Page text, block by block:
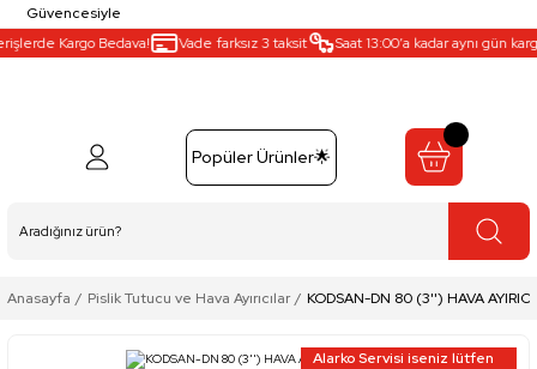
Güvencesiyle
Kargo Bedava!
Vade farksız 3 taksit Saat 13:00’a kadar aynı gün kargo
Popüler Ürünler🌟
Anasayfa Pislik Tutucu ve Hava Ayırıcılar KODSAN-DN 80 (3'') HAVA
Alarko Servisi iseniz lütfen